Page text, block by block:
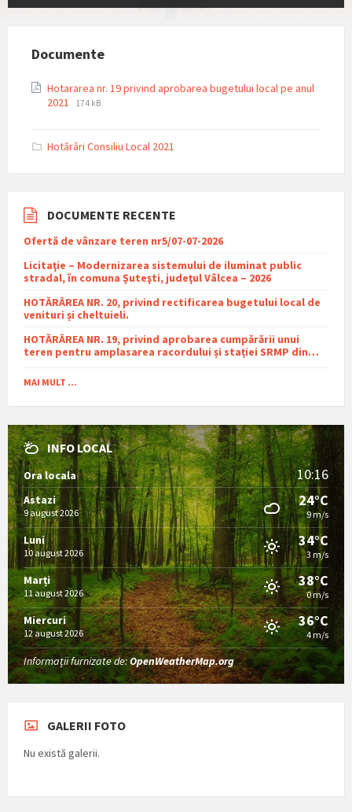
Documente
Hotararea nr. 19 privind aprobarea bugetului local pe anul
2021
File
File
174 kB
Hotărâri Consiliu Local 2021
DOCUMENTE RECENTE
Ofertă de vânzare teren nr5/07-07-2026
Licitaţie – Modernizarea sistemului de iluminat public
stradal, în comuna Şuteşti, judeţul Vâlcea – 2026
HOTĂRÂREA NR. 20, privind rectificarea bugetului local de
venituri și cheltuieli.
HOTĂRÂREA NR. 19, privind aprobarea cumpărării unui
teren pentru amplasarea racordului și stației SRMP din
comuna Sutești.
MAI MULT ...
INFO LOCAL
Ora locala 10:16
Astazi
9 august 2026
24°C
9 m/s
Luni
10 august 2026
34°C
3 m/s
Marți
11 august 2026
38°C
0 m/s
Miercuri
12 august 2026
36°C
4 m/s
Informații furnizate de:OpenWeatherMap.org
GALERII FOTO
Nu există galerii.